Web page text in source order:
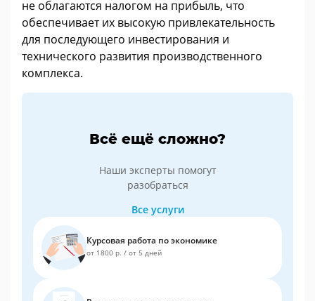
не облагаются налогом на прибыль, что
обеспечивает их высокую привлекательность
для последующего инвестирования и
технического развития производственного
комплекса.
Всё ещё сложно?
Наши эксперты помогут
разобраться
Все услуги
Курсовая работа по экономике
от 1800 р. / от 5 дней